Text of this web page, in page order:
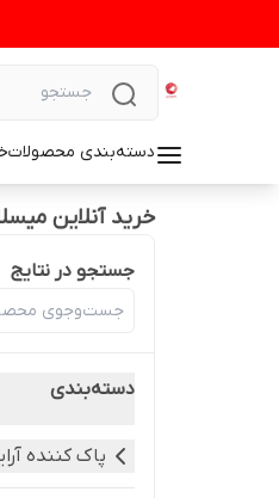
دسته‌بندی محصولات
خرید آنلاین میسلار
جستجو در نتایج
دسته‌بندی
پاک کننده